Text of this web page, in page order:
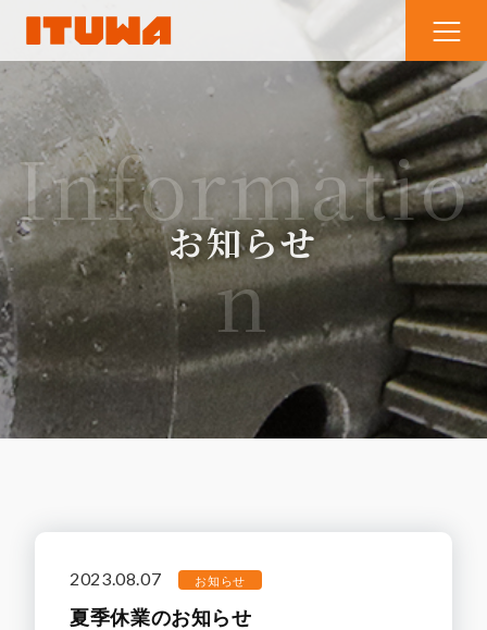
お知らせ
Informatio
n
2023.08.07 お知らせ
夏季休業のお知らせ